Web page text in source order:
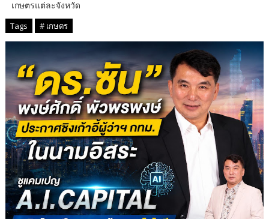
เกษตรแต่ละจังหวัด
Tags # เกษตร